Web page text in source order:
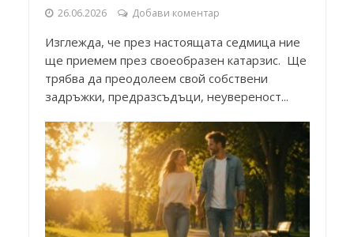
26.06.2026 Добави коментар
Изглежда, че през настоящата седмица ние
ще приемем през своеобразен катарзис. Ще
трябва да преодолеем свой собствени
задръжки, предразсъдъци, неувереност...